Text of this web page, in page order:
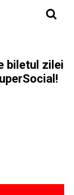
biletul zilei